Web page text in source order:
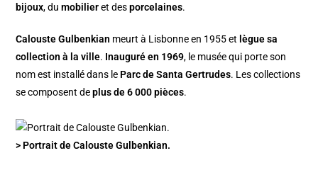
bijoux, dumobilieret desporcelaines.
Calouste Gulbenkian meurt à Lisbonne en 1955 et lègue sa
collection à la ville. Inauguré en 1969, le musée qui porte son
nom est installé dans le Parc de Santa Gertrudes. Les collections
se composent deplus de 6 000 pièces.
> Portrait de Calouste Gulbenkian.